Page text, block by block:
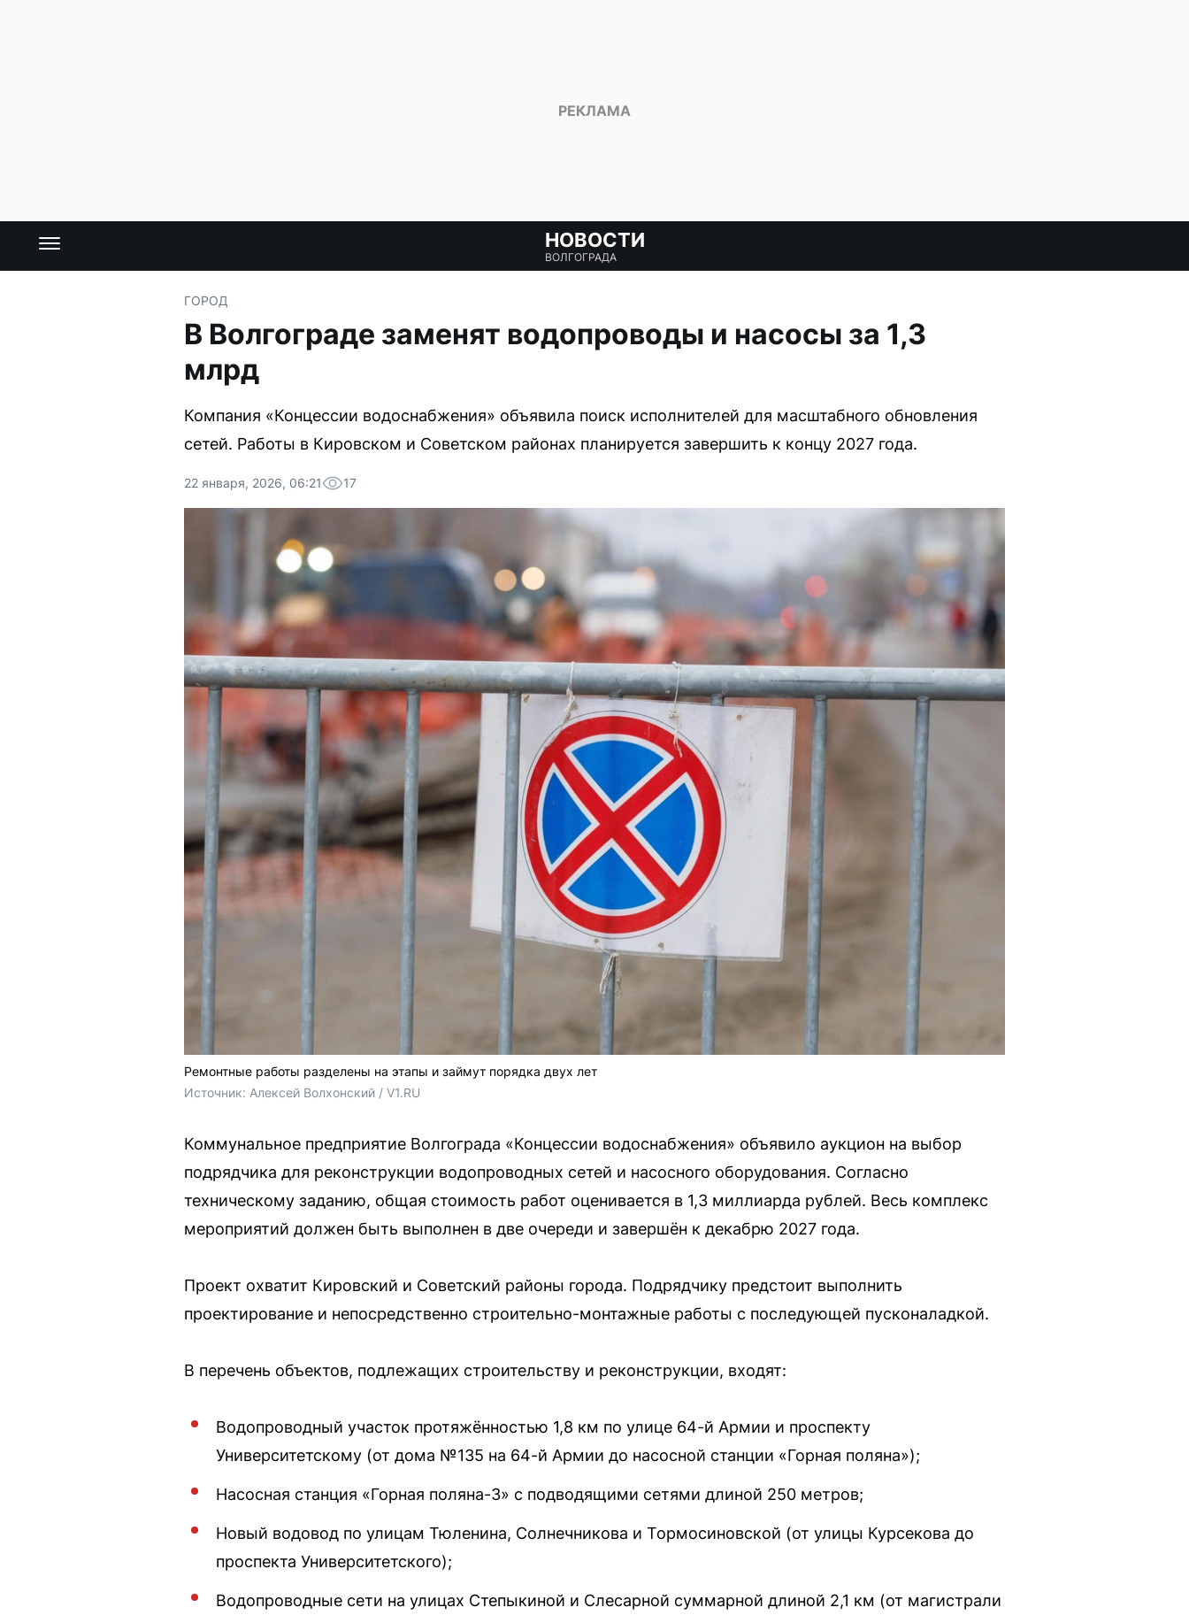
НОВОСТИ
ВОЛГОГРАДА
ГОРОД
В Волгограде заменят водопроводы и насосы за 1,3
млрд
Компания «Концессии водоснабжения» объявила поиск исполнителей для масштабного обновления
сетей. Работы в Кировском и Советском районах планируется завершить к концу 2027 года.
22 января, 2026, 06:21 17
Ремонтные работы разделены на этапы и займут порядка двух лет
Источник: Алексей Волхонский / V1.RU
Коммунальное предприятие Волгограда «Концессии водоснабжения» объявило аукцион на выбор
подрядчика для реконструкции водопроводных сетей и насосного оборудования. Согласно
техническому заданию, общая стоимость работ оценивается в 1,3 миллиарда рублей. Весь комплекс
мероприятий должен быть выполнен в две очереди и завершён к декабрю 2027 года.
Проект охватит Кировский и Советский районы города. Подрядчику предстоит выполнить
проектирование и непосредственно строительно-монтажные работы с последующей пусконаладкой.
В перечень объектов, подлежащих строительству и реконструкции, входят:
Водопроводный участок протяжённостью 1,8 км по улице 64-й Армии и проспекту
Университетскому (от дома №135 на 64-й Армии до насосной станции «Горная поляна»);
Насосная станция «Горная поляна-3» с подводящими сетями длиной 250 метров;
Новый водовод по улицам Тюленина, Солнечникова и Тормосиновской (от улицы Курсекова до
проспекта Университетского);
Водопроводные сети на улицах Степыкиной и Слесарной суммарной длиной 2,1 км (от магистрали